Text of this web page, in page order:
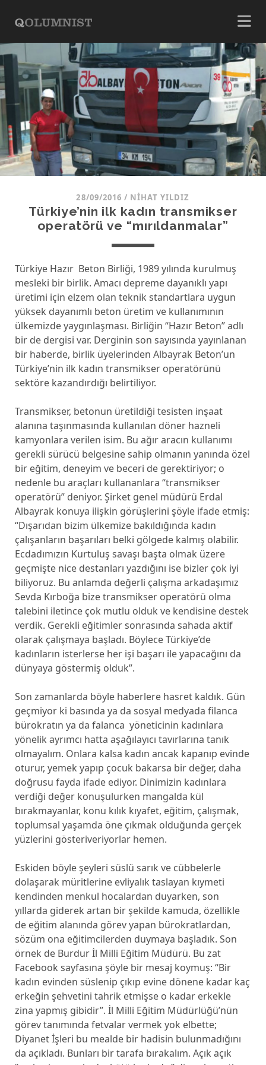
28/09/2016 / NIHAT YILDIZ
Türkiye’nin ilk kadın transmikser
operatörü ve “mırıldanmalar”
Türkiye Hazır Beton Birliği, 1989 yılında kurulmuş
mesleki bir birlik. Amacı depreme dayanıklı yapı
üretimi için elzem olan teknik standartlara uygun
yüksek dayanımlı beton üretim ve kullanımının
ülkemizde yaygınlaşması. Birliğin “Hazır Beton” adlı
bir de dergisi var. Derginin son sayısında yayınlanan
bir haberde, birlik üyelerinden Albayrak Beton’un
Türkiye’nin ilk kadın transmikser operatörünü
sektöre kazandırdığı belirtiliyor.
Transmikser, betonun üretildiği tesisten inşaat
alanına taşınmasında kullanılan döner hazneli
kamyonlara verilen isim. Bu ağır aracın kullanımı
gerekli sürücü belgesine sahip olmanın yanında özel
bir eğitim, deneyim ve beceri de gerektiriyor; o
nedenle bu araçları kullananlara “transmikser
operatörü” deniyor. Şirket genel müdürü Erdal
Albayrak konuya ilişkin görüşlerini şöyle ifade etmiş:
“Dışarıdan bizim ülkemize bakıldığında kadın
çalışanların başarıları belki gölgede kalmış olabilir.
Ecdadımızın Kurtuluş savaşı başta olmak üzere
geçmişte nice destanları yazdığını ise bizler çok iyi
biliyoruz. Bu anlamda değerli çalışma arkadaşımız
Sevda Kırboğa bize transmikser operatörü olma
talebini iletince çok mutlu olduk ve kendisine destek
verdik. Gerekli eğitimler sonrasında sahada aktif
olarak çalışmaya başladı. Böylece Türkiye’de
kadınların isterlerse her işi başarı ile yapacağını da
dünyaya göstermiş olduk”.
Son zamanlarda böyle haberlere hasret kaldık. Gün
geçmiyor ki basında ya da sosyal medyada filanca
bürokratın ya da falanca yöneticinin kadınlara
yönelik ayrımcı hatta aşağılayıcı tavırlarına tanık
olmayalım. Onlara kalsa kadın ancak kapanıp evinde
oturur, yemek yapıp çocuk bakarsa bir değer, daha
doğrusu fayda ifade ediyor. Dinimizin kadınlara
verdiği değer konuşulurken mangalda kül
bırakmayanlar, konu kılık kıyafet, eğitim, çalışmak,
toplumsal yaşamda öne çıkmak olduğunda gerçek
yüzlerini gösteriveriyorlar hemen.
Eskiden böyle şeyleri süslü sarık ve cübbelerle
dolaşarak müritlerine evliyalık taslayan kıymeti
kendinden menkul hocalardan duyarken, son
yıllarda giderek artan bir şekilde kamuda, özellikle
de eğitim alanında görev yapan bürokratlardan,
sözüm ona eğitimcilerden duymaya başladık. Son
örnek de Burdur İl Milli Eğitim Müdürü. Bu zat
Facebook sayfasına şöyle bir mesaj koymuş: “Bir
kadın evinden süslenip çıkıp evine dönene kadar kaç
erkeğin şehvetini tahrik etmişse o kadar erkekle
zina yapmış gibidir”. İl Milli Eğitim Müdürlüğü’nün
görev tanımında fetvalar vermek yok elbette;
Diyanet İşleri bu mealde bir hadisin bulunmadığını
da açıkladı. Bunları bir tarafa bırakalım. Açık açık